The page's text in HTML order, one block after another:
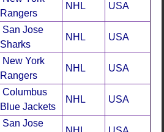
Rangers
NHL USA
San Jose
Sharks
NHL USA
New York
Rangers
NHL USA
Columbus
Blue Jackets
NHL USA
San Jose